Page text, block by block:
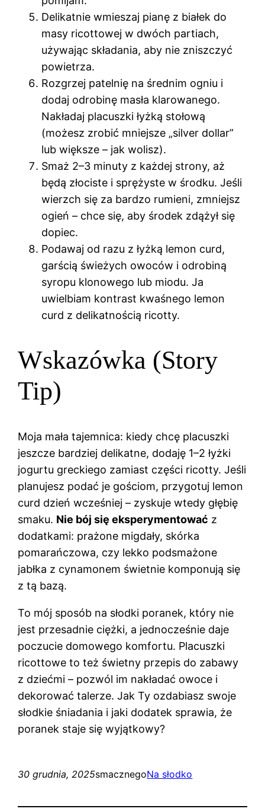
Delikatnie wmieszaj pianę z białek do
masy ricottowej w dwóch partiach,
używając składania, aby nie zniszczyć
powietrza.
Rozgrzej patelnię na średnim ogniu i
dodaj odrobinę masła klarowanego.
Nakładaj placuszki łyżką stołową
(możesz zrobić mniejsze „silver dollar”
lub większe – jak wolisz).
Smaż 2–3 minuty z każdej strony, aż
będą złociste i sprężyste w środku. Jeśli
wierzch się za bardzo rumieni, zmniejsz
ogień – chce się, aby środek zdążył się
dopiec.
Podawaj od razu z łyżką lemon curd,
garścią świeżych owoców i odrobiną
syropu klonowego lub miodu. Ja
uwielbiam kontrast kwaśnego lemon
curd z delikatnością ricotty.
Wskazówka (Story
Tip)
Moja mała tajemnica: kiedy chcę placuszki
jeszcze bardziej delikatne, dodaję 1–2 łyżki
jogurtu greckiego zamiast części ricotty. Jeśli
planujesz podać je gościom, przygotuj lemon
curd dzień wcześniej – zyskuje wtedy głębię
smaku. Nie bój się eksperymentować z
dodatkami: prażone migdały, skórka
pomarańczowa, czy lekko podsmażone
jabłka z cynamonem świetnie komponują się
z tą bazą.
To mój sposób na słodki poranek, który nie
jest przesadnie ciężki, a jednocześnie daje
poczucie domowego komfortu. Placuszki
ricottowe to też świetny przepis do zabawy
z dziećmi – pozwól im nakładać owoce i
dekorować talerze. Jak Ty ozdabiasz swoje
słodkie śniadania i jaki dodatek sprawia, że
poranek staje się wyjątkowy?
30 grudnia, 2025smacznegoNa słodko